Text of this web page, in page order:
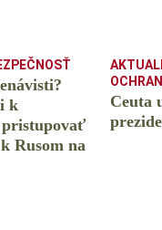
k
Rusom na
Ceuta